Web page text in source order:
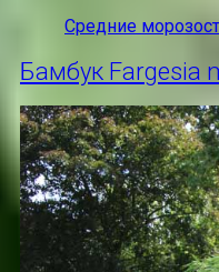
Средние
Бамбук Fargesia